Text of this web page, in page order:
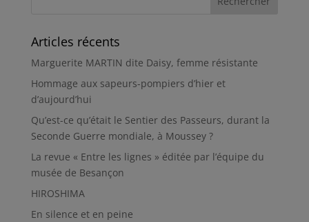
Articles récents
Marguerite MARTIN dite Daisy, femme résistante
Hommage aux sapeurs-pompiers d’hier et
d’aujourd’hui
Qu’est-ce qu’était le Sentier des Passeurs, durant la
Seconde Guerre mondiale, à Moussey ?
La revue « Entre les lignes » éditée par l’équipe du
musée de Besançon
HIROSHIMA
En silence et en peine